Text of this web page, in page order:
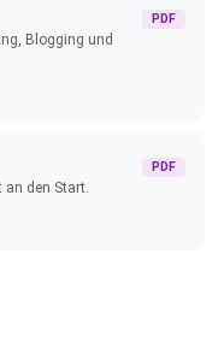
Blogging und
PDF
an den Start.
PDF